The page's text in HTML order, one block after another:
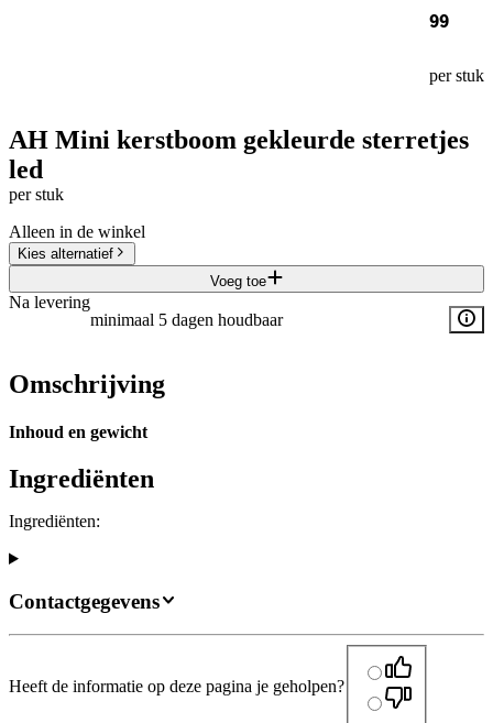
99
per stuk
AH Mini kerstboom gekleurde sterretjes
led
per stuk
Alleen in de winkel
Kies alternatief
Voeg toe
Na levering
minimaal 5 dagen houdbaar
Omschrijving
Inhoud en gewicht
Ingrediënten
Ingrediënten:
Contactgegevens
Heeft de informatie op deze pagina je geholpen?